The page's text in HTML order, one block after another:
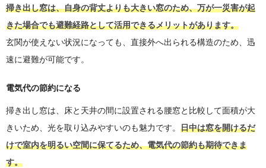
掃き出し窓は、自身の背丈よりも大きい窓のため、万が一災害が起
きた場合でも避難経路として活用できるメリットがあります。
玄関が使えない状況になっても、直接外へ出られる構造のため、迅
速に避難が可能です。
電気代の節約になる
掃き出し窓は、床と天井の間に設置される腰窓と比較して面積が大
きいため、光を取り込みやすいのも魅力です。 日中は窓を開けるだ
けで室内を明るい空間に保てるため、電気代の節約も期待できま
す。